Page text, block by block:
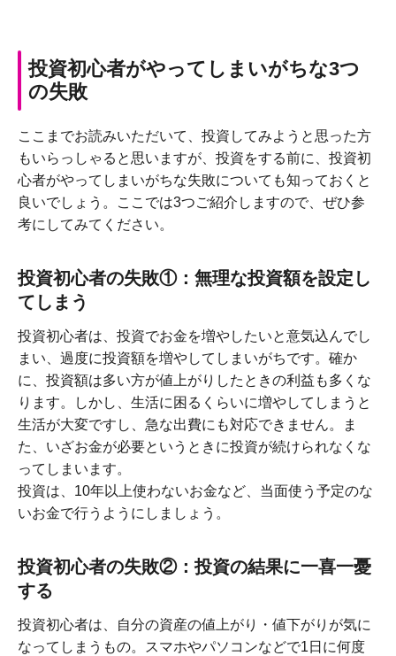
投資初心者がやってしまいがちな3つ
の失敗
ここまでお読みいただいて、投資してみようと思った方
もいらっしゃると思いますが、投資をする前に、投資初
心者がやってしまいがちな失敗についても知っておくと
良いでしょう。ここでは3つご紹介しますので、ぜひ参
考にしてみてください。
投資初心者の失敗①：無理な投資額を設定し
てしまう
投資初心者は、投資でお金を増やしたいと意気込んでし
まい、過度に投資額を増やしてしまいがちです。確か
に、投資額は多い方が値上がりしたときの利益も多くな
ります。しかし、生活に困るくらいに増やしてしまうと
生活が大変ですし、急な出費にも対応できません。ま
た、いざお金が必要というときに投資が続けられなくな
ってしまいます。
投資は、10年以上使わないお金など、当面使う予定のな
いお金で行うようにしましょう。
投資初心者の失敗②：投資の結果に一喜一憂
する
投資初心者は、自分の資産の値上がり・値下がりが気に
なってしまうもの。スマホやパソコンなどで1日に何度